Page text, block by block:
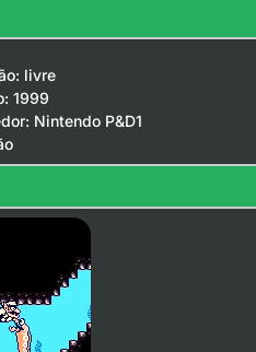
livre
1999
Nintendo P&D1